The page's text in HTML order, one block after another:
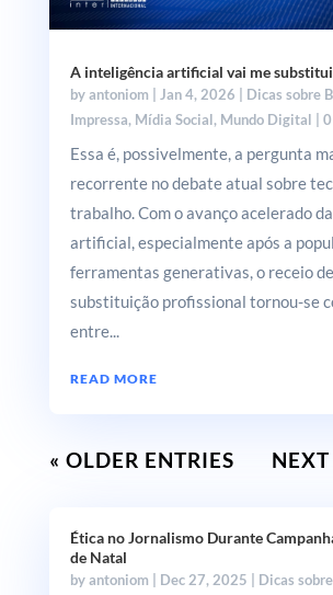
A inteligência artificial vai me
byantoniom Jan 4, 2026 Dicas sobre
Impressa, Mídia Social, Mundo Digital |
Essa é, possivelmente, a pergunta
recorrente no debate atual sobre
trabalho. Com o avanço acelerado
artificial, especialmente após a
ferramentas generativas, o receio de
substituição profissional tornou-se
entre...
READ MORE
« OLDER ENTRIES NEXT
Ética no Jornalismo Durante
de Natal
byantoniom Dec 27, 2025 Dicas